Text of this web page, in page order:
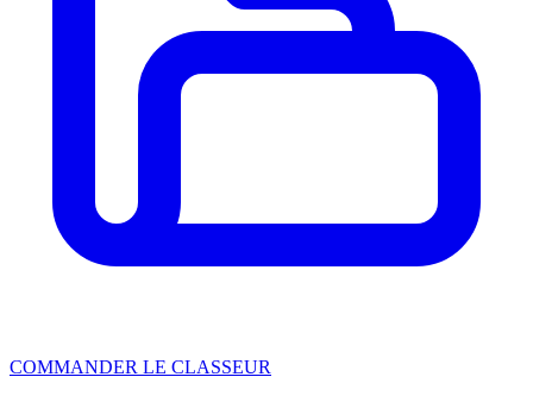
COMMANDER LE CLASSEUR